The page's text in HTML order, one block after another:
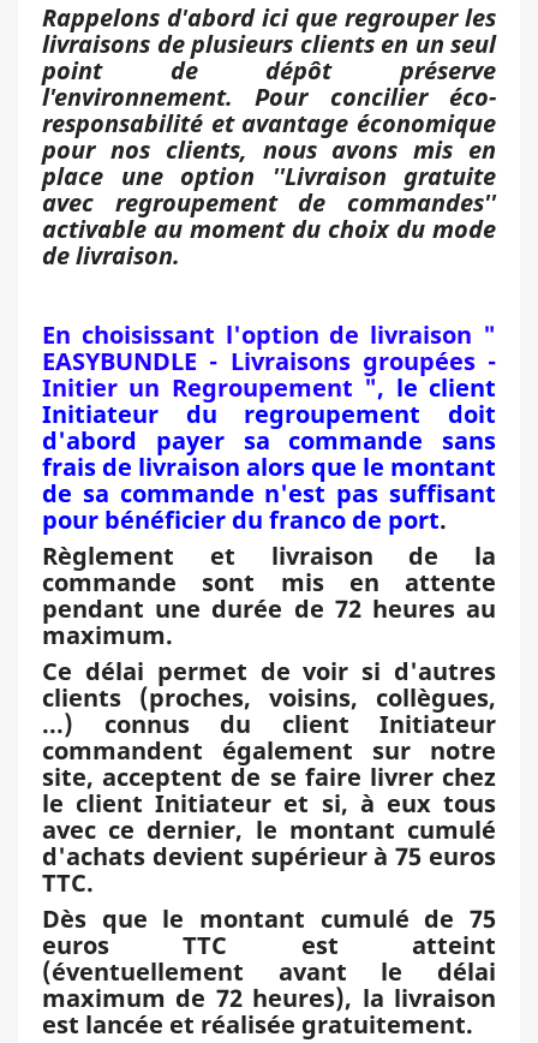
Rappelons d'abord ici que regrouper les
livraisons de plusieurs clients en un seul
point de dépôt préserve
l'environnement. Pour concilier éco-
responsabilité et avantage économique
pour nos clients, nous avons mis en
place une option ''Livraison gratuite
avec regroupement de commandes''
activable au moment du choix du mode
de livraison.
En choisissant l'option de livraison "
EASYBUNDLE - Livraisons groupées -
Initier un Regroupement ", le client
Initiateur du regroupement doit
d'abord payer sa commande sans
frais de livraison alors que le montant
de sa commande n'est pas suffisant
pour bénéficier du franco de port.
Règlement et livraison de la
commande sont mis en attente
pendant une durée de 72 heures au
maximum.
Ce délai permet de voir si d'autres
clients (proches, voisins, collègues,
...) connus du client Initiateur
commandent également sur notre
site, acceptent de se faire livrer chez
le client Initiateur et si, à eux tous
avec ce dernier, le montant cumulé
d'achats devient supérieur à 75 euros
TTC.
Dès que le montant cumulé de 75
euros TTC est atteint
(éventuellement avant le délai
maximum de 72 heures), la livraison
est lancée et réalisée gratuitement.